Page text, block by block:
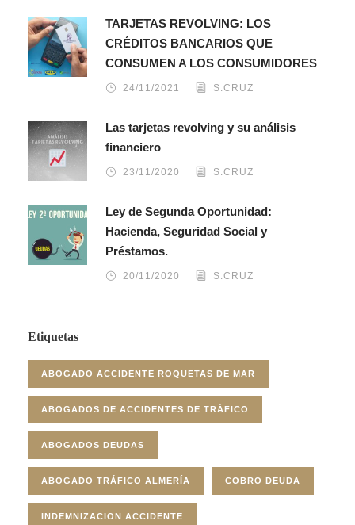
TARJETAS REVOLVING: LOS
CRÉDITOS BANCARIOS QUE
CONSUMEN A LOS CONSUMIDORES
24/11/2021 S.CRUZ
Las tarjetas revolving y su análisis
financiero
23/11/2020 S.CRUZ
Ley de Segunda Oportunidad:
Hacienda, Seguridad Social y
Préstamos.
20/11/2020 S.CRUZ
Etiquetas
ABOGADO ACCIDENTE ROQUETAS DE MAR
ABOGADOS DE ACCIDENTES DE TRÁFICO
ABOGADOS DEUDAS
ABOGADO TRÁFICO ALMERÍA COBRO DEUDA
INDEMNIZACION ACCIDENTE